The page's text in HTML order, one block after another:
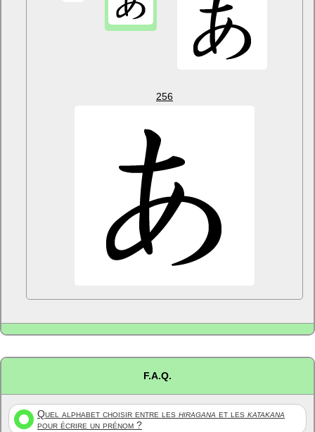
256
F.A.Q.
Quel alphabet choisir entre les hiragana et les katakana
pour écrire un prénom ?